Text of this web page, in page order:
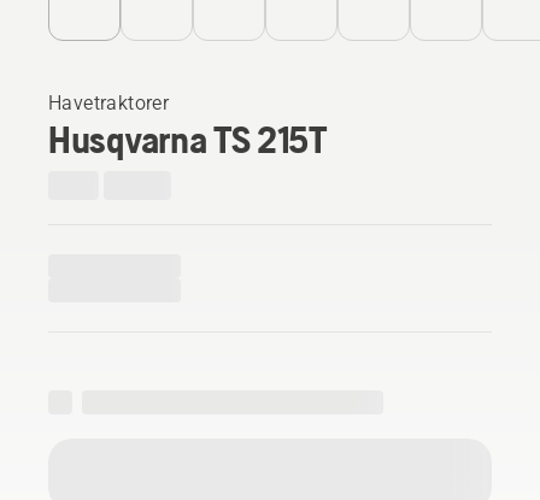
Havetraktorer
Husqvarna TS 215T